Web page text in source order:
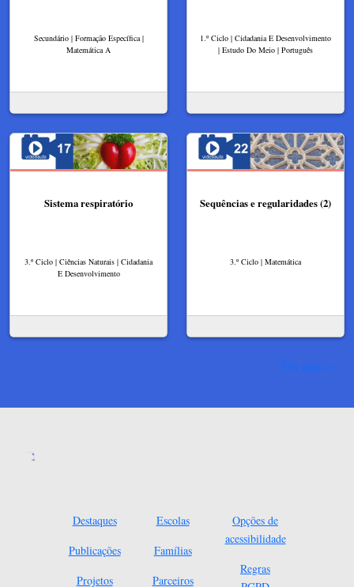
Secundário | Formação Específica |
Matemática A
1.º Ciclo | Cidadania E Desenvolvimento
| Estudo Do Meio | Português
Sistema respiratório
3.º Ciclo | Ciências Naturais | Cidadania
E Desenvolvimento
Sequências e regularidades (2)
3.º Ciclo | Matemática
Ver mais
Destaques
Publicações
Projetos
Escolas
Famílias
Parceiros
Opções de
acessibilidade
Regras